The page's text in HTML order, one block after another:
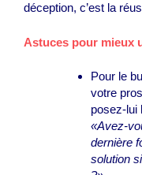
déception, c’est la
Astuces pour mieux
Pour le
votre
posez-lui
«Avez-
dernière
solution